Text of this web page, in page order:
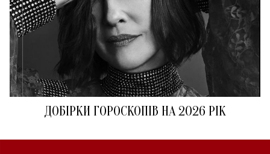
ДОБІРКИ ГОРОСКОПІВ НА 2026 РІК